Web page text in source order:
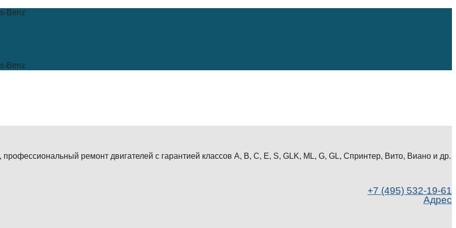
Benz
Benz
ремонт двигателей с гарантией классов A, B, С, E, S, GLK, ML, G, GL, Спринтер, Вито, Виано и др.
+7 (495) 532-19-61
Адрес